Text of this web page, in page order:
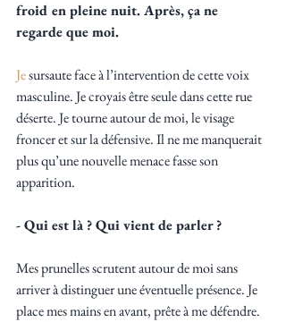
froid en pleine nuit. Après, ça ne
regarde que moi.
Je sursaute face à l’intervention de cette voix
masculine. Je croyais être seule dans cette rue
déserte. Je tourne autour de moi, le visage
froncer et sur la défensive. Il ne me manquerait
plus qu’une nouvelle menace fasse son
apparition.
- Qui est là ? Qui vient de parler ?
Mes prunelles scrutent autour de moi sans
arriver à distinguer une éventuelle présence. Je
place mes mains en avant, prête à me défendre.